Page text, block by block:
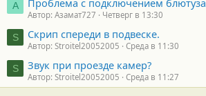
А
Автор: Азамат727 Четверг в 13:30
S Скрип спереди в подвеске.
Автор: Stroitel20052005 Среда в 11:30
S Звук при проезде камер?
Автор: Stroitel20052005 Среда в 11:27